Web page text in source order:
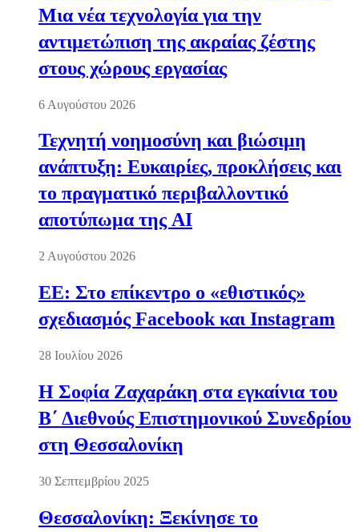
Μια νέα τεχνολογία για την
αντιμετώπιση της ακραίας ζέστης
στους χώρους εργασίας
6 Αυγούστου 2026
Τεχνητή νοημοσύνη και βιώσιμη
ανάπτυξη: Ευκαιρίες, προκλήσεις και
το πραγματικό περιβαλλοντικό
αποτύπωμα της AI
2 Αυγούστου 2026
ΕΕ: Στο επίκεντρο ο «εθιστικός»
σχεδιασμός Facebook και Instagram
28 Ιουλίου 2026
Η Σοφία Ζαχαράκη στα εγκαίνια του
Β΄ Διεθνούς Επιστημονικού Συνεδρίου
στη Θεσσαλονίκη
30 Σεπτεμβρίου 2025
Θεσσαλονίκη: Ξεκίνησε το